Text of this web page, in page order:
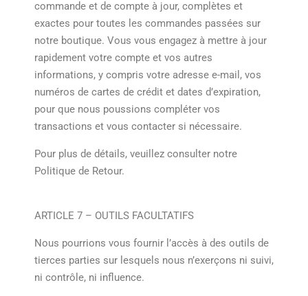
commande et de compte à jour, complètes et
exactes pour toutes les commandes passées sur
notre boutique. Vous vous engagez à mettre à jour
rapidement votre compte et vos autres
informations, y compris votre adresse e-mail, vos
numéros de cartes de crédit et dates d’expiration,
pour que nous poussions compléter vos
transactions et vous contacter si nécessaire.
Pour plus de détails, veuillez consulter notre
Politique de Retour.
ARTICLE 7 – OUTILS FACULTATIFS
Nous pourrions vous fournir l’accès à des outils de
tierces parties sur lesquels nous n’exerçons ni suivi,
ni contrôle, ni influence.